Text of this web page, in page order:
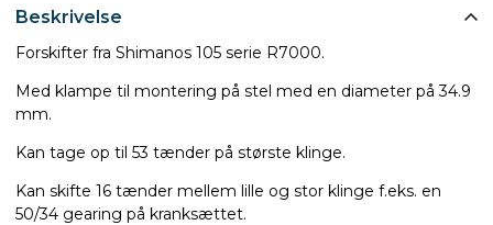
Beskrivelse
Forskifter fra Shimanos 105 serie R7000.
Med klampe til montering på stel med en diameter på 34.9
mm.
Kan tage op til 53 tænder på største klinge.
Kan skifte 16 tænder mellem lille og stor klinge f.eks. en
50/34 gearing på kranksættet.